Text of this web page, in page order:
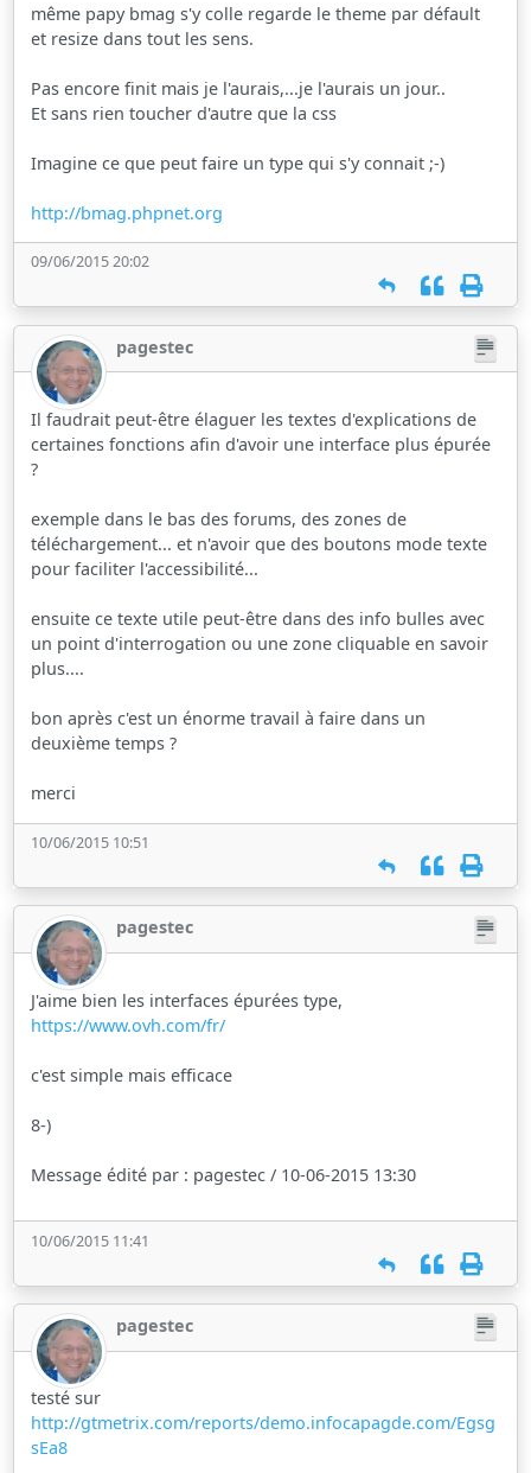
même papy bmag s'y colle regarde le theme par défault
et resize dans tout les sens.
Pas encore finit mais je l'aurais,...je l'aurais un jour..
Et sans rien toucher d'autre que la css
Imagine ce que peut faire un type qui s'y connait ;-)
http://bmag.phpnet.org
09/06/2015 20:02
pagestec
Il faudrait peut-être élaguer les textes d'explications de
certaines fonctions afin d'avoir une interface plus épurée
?
exemple dans le bas des forums, des zones de
téléchargement... et n'avoir que des boutons mode texte
pour faciliter l'accessibilité...
ensuite ce texte utile peut-être dans des info bulles avec
un point d'interrogation ou une zone cliquable en savoir
plus....
bon après c'est un énorme travail à faire dans un
deuxième temps ?
merci
10/06/2015 10:51
pagestec
J'aime bien les interfaces épurées type,
https://www.ovh.com/fr/
c'est simple mais efficace
8-)
Message édité par : pagestec / 10-06-2015 13:30
10/06/2015 11:41
pagestec
testé sur
http://gtmetrix.com/reports/demo.infocapagde.com/Egsg
sEa8